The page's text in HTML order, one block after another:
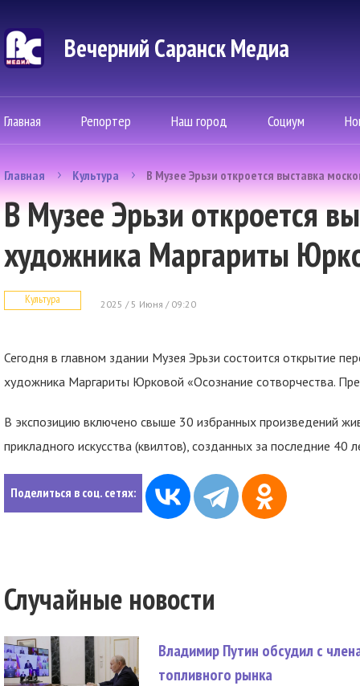
Вечерний Саранск Mедиа
Главная Репортер Наш город Социум
Главная Культура В Музее Эрьзи откроется выставка
В Музее Эрьзи откроется
художника Маргариты
Культура 2025 / 5 Июня / 09:20
Сегодня в главном здании Музея Эрьзи состоится открытие
художника Маргариты Юрковой «Осознание сотворчества.
В экспозицию включено свыше 30 избранных произведений
прикладного искусства (квилтов), созданных за последние 40
Поделиться в соц. сетях:
Случайные новости
Владимир Путин обсудил с
топливного рынка